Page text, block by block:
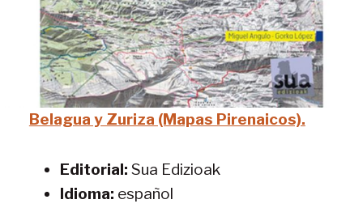
Belagua y Zuriza (Mapas Pirenaicos).
Editorial: Sua Edizioak
Idioma: español